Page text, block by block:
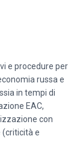
e procedure per
russa e
in tempi di
EAC,
con
(criticità e